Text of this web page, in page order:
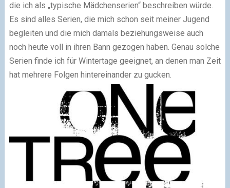
die ich als „typische Mädchenserien“ beschreiben würde.
Es sind alles Serien, die mich schon seit meiner Jugend
begleiten und die mich damals beziehungsweise auch
noch heute voll in ihren Bann gezogen haben. Genau solche
Serien finde ich für Wintertage geeignet, an denen man Zeit
hat mehrere Folgen hintereinander zu gucken.